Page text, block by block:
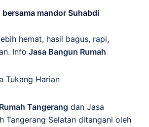
bersama mandor Suhabdi
hemat, hasil bagus, rapi,
Info Jasa Bangun Rumah
Tukang Harian
Tangerang dan Jasa
Tangerang Selatan ditangani oleh